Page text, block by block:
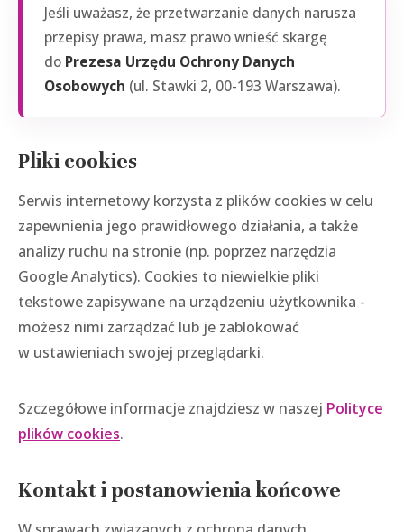
Jeśli uważasz, że przetwarzanie danych narusza
przepisy prawa, masz prawo wnieść skargę
do Prezesa Urzędu Ochrony Danych
Osobowych (ul. Stawki 2, 00-193 Warszawa).
Pliki cookies
Serwis internetowy korzysta z plików cookies w celu
zapewnienia jego prawidłowego działania, a także
analizy ruchu na stronie (np. poprzez narzędzia
Google Analytics). Cookies to niewielkie pliki
tekstowe zapisywane na urządzeniu użytkownika -
możesz nimi zarządzać lub je zablokować
w ustawieniach swojej przeglądarki.
Szczegółowe informacje znajdziesz w naszej Polityce
plików cookies.
Kontakt i postanowienia końcowe